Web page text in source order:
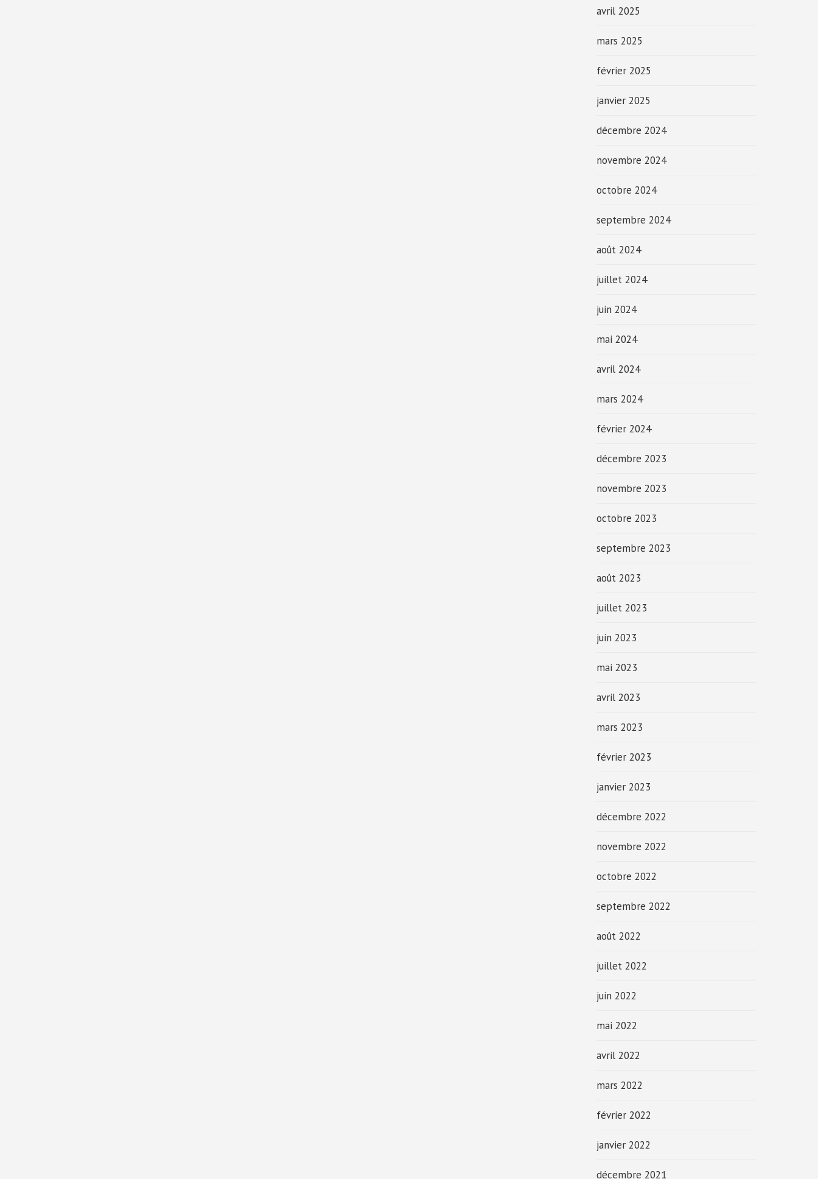
avril 2025
mars 2025
février 2025
janvier 2025
décembre 2024
novembre 2024
octobre 2024
septembre 2024
août 2024
juillet 2024
juin 2024
mai 2024
avril 2024
mars 2024
février 2024
décembre 2023
novembre 2023
octobre 2023
septembre 2023
août 2023
juillet 2023
juin 2023
mai 2023
avril 2023
mars 2023
février 2023
janvier 2023
décembre 2022
novembre 2022
octobre 2022
septembre 2022
août 2022
juillet 2022
juin 2022
mai 2022
avril 2022
mars 2022
février 2022
janvier 2022
décembre 2021